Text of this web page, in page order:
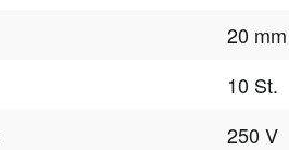
20 mm
10 St.
250 V